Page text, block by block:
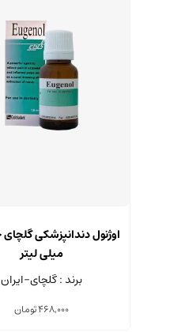
میلی لیتر
برند : گلچای-ایران
468,000تومان